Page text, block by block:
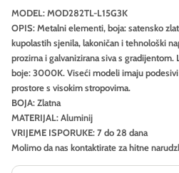
MODEL: MOD282TL-L15G3K
OPIS: Metalni elementi, boja: satensko
kupolastih sjenila, lakoničan i tehnološki
prozirna i galvanizirana siva s gradijentom.
boje: 3000K. Viseći modeli imaju
prostore s visokim stropovima.
BOJA: Zlatna
MATERIJAL: Aluminij
VRIJEME ISPORUKE: 7 do 28 dana
Molimo da nas kontaktirate za hitne